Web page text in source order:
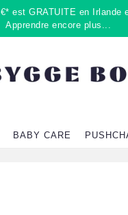
GRATUITE en
Apprendre encore plus...
BABY CARE